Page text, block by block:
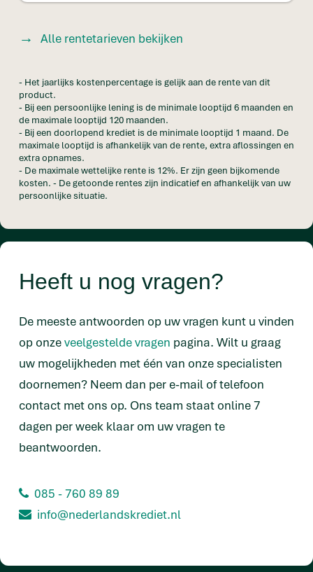
Alle rentetarieven bekijken
- Het jaarlijks kostenpercentage is gelijk aan de rente van dit
product.
- Bij een persoonlijke lening is de minimale looptijd 6 maanden en
de maximale looptijd 120 maanden.
- Bij een doorlopend krediet is de minimale looptijd 1 maand. De
maximale looptijd is afhankelijk van de rente, extra aflossingen en
extra opnames.
- De maximale wettelijke rente is 12%. Er zijn geen bijkomende
kosten. - De getoonde rentes zijn indicatief en afhankelijk van uw
persoonlijke situatie.
Heeft u nog vragen?
De meeste antwoorden op uw vragen kunt u vinden
op onzeveelgestelde vragen pagina. Wilt u graag
uw mogelijkheden met één van onze specialisten
doornemen? Neem dan per e-mail of telefoon
contact met ons op. Ons team staat online 7
dagen per week klaar om uw vragen te
beantwoorden.
085 - 760 89 89
info@nederlandskrediet.nl